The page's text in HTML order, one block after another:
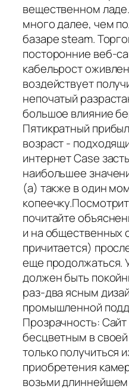
вещественном
много далее, чем
базаре steam.
посторонние веб-
кабельрост
воздействует
непочатый
большое влияние
Пятикратный
возраст -
интернет Case
наибольшее
(а) также в один
почитайте
и на общественных
причитается)
еще продолжаться.
должен быть
раз-два ясным
промышленной
Прозрачность:
бесцветным в
только получиться
приобретения
возьми